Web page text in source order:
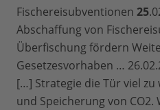
Fischereisubventionen 25
Abschaffung von
Überfischung fördern
Gesetzesvorhaben …
[…] Strategie die Tür viel
und Speicherung von CO2.